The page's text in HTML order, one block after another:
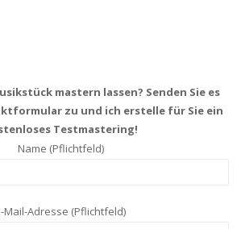
mastern lassen? Senden Sie es
zu und ich erstelle für Sie ein
Testmastering!
Name (Pflichtfeld)
Mail-Adresse (Pflichtfeld)